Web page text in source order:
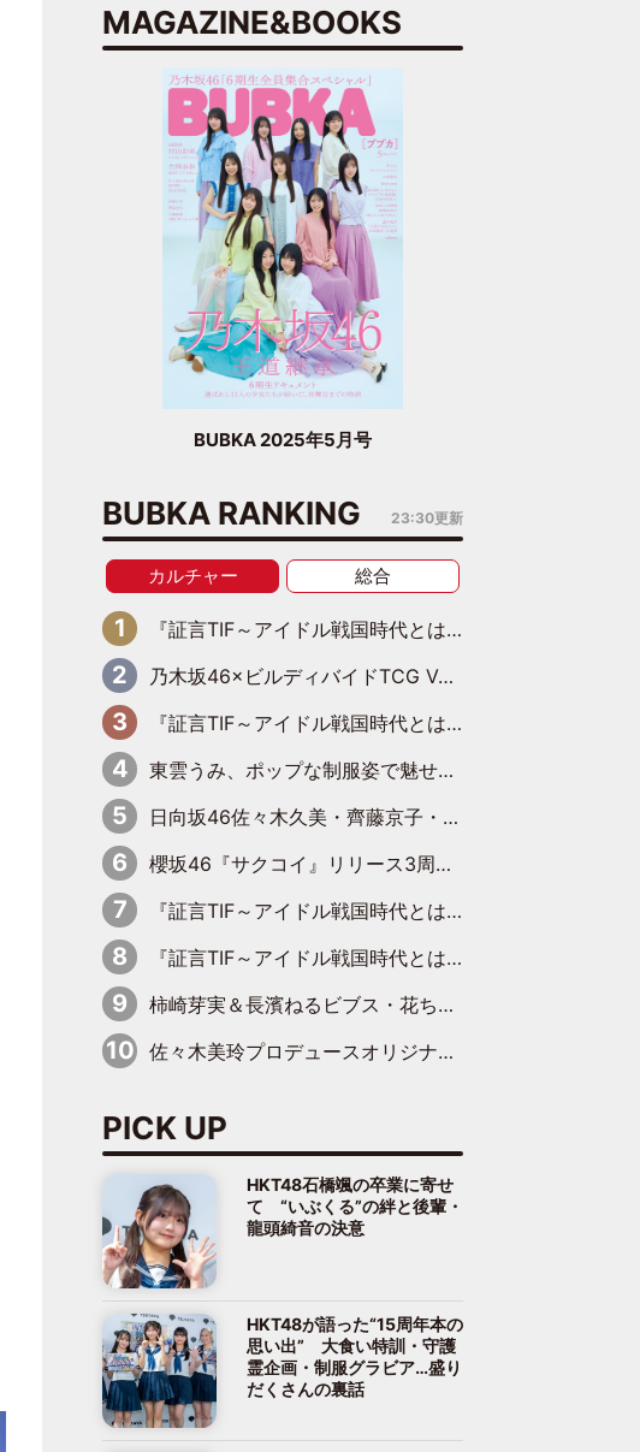
MAGAZINE&BOOKS
BUBKA 2025年5月号
BUBKA RANKING 23:30更新
カルチャー 総合
『証言TIF～アイドル戦国時代とはなんだったのか～』第11回：私立恵比寿中学・真山りか×安本彩花「TIFで10年ぶりのキョンシーメイクをしたら、場を完全に引かせてしまって。時代が変わったんだなって」
乃木坂46×ビルディバイドTCG Vol.2公開 賀喜遥香＆田村真佑が『京まふ』ステージに登壇
『証言TIF～アイドル戦国時代とはなんだったのか～』第10回：さくら学院・武藤彩未×飯田らうら「正直、中3で辞めるというのを信じてなくて。そう言われてはいたけど、嘘でしょって」
東雲うみ、ポップな制服姿で魅せる“東雲グリーン”の正体
日向坂46佐々木久美・齊藤京子・丹生明里、一足お先に展覧会を見学
櫻坂46『サクコイ』リリース3周年記念YouTube特番決定
『証言TIF～アイドル戦国時代とはなんだったのか～』第8回：Negicco・Nao☆×Megu×Kaede「東京からオファーが来たのと、梨の皮剥きとどっちが大事なんだって」
『証言TIF～アイドル戦国時代とはなんだったのか～』第7回：BiS・プー・ルイ×ミチバヤシリオ「誰もパンツは投げないですからね。でも、特に話題になった記憶もないです（笑）」
柿崎芽実＆長濱ねるビブス・花ちゃんズ衣装も…日向坂46の歴史を体感する貴重な展示
佐々木美玲プロデュースオリジナルブランド第2弾発売決定「日常にそっと寄り添うアイテムになれたら」
PICK UP
HKT48石橋颯の卒業に寄せ
て “いぶくる”の絆と後輩・
龍頭綺音の決意
HKT48が語った“15周年本の
思い出” 大食い特訓・守護
霊企画・制服グラビア…盛り
だくさんの裏話